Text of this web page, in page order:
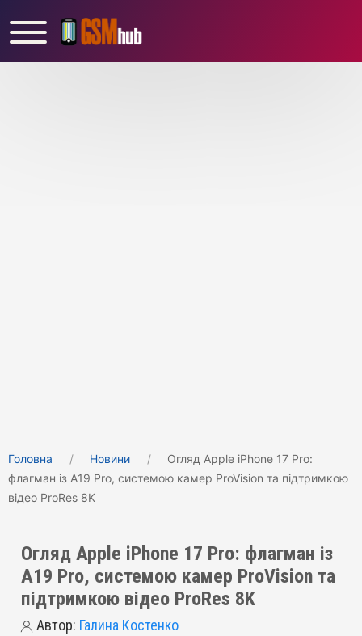
Головна Новини
Огляд Apple iPhone 17 Pro:
флагман із A19 Pro, системою камер ProVision та підтримкою
відео ProRes 8K
Огляд Apple iPhone 17 Pro: флагман із
A19 Pro, системою камер ProVision та
підтримкою відео ProRes 8K
Автор: Галина Костенко